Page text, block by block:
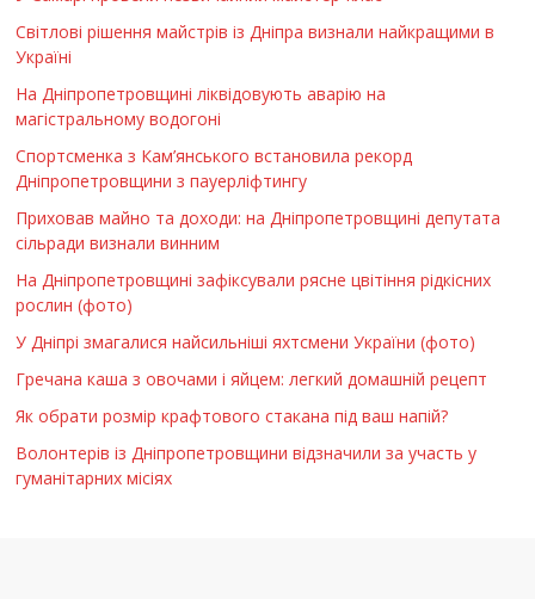
Світлові рішення майстрів із Дніпра визнали найкращими в
Україні
На Дніпропетровщині ліквідовують аварію на
магістральному водогоні
Спортсменка з Кам’янського встановила рекорд
Дніпропетровщини з пауерліфтингу
Приховав майно та доходи: на Дніпропетровщині депутата
сільради визнали винним
На Дніпропетровщині зафіксували рясне цвітіння рідкісних
рослин (фото)
У Дніпрі змагалися найсильніші яхтсмени України (фото)
Гречана каша з овочами і яйцем: легкий домашній рецепт
Як обрати розмір крафтового стакана під ваш напій?
Волонтерів із Дніпропетровщини відзначили за участь у
гуманітарних місіях